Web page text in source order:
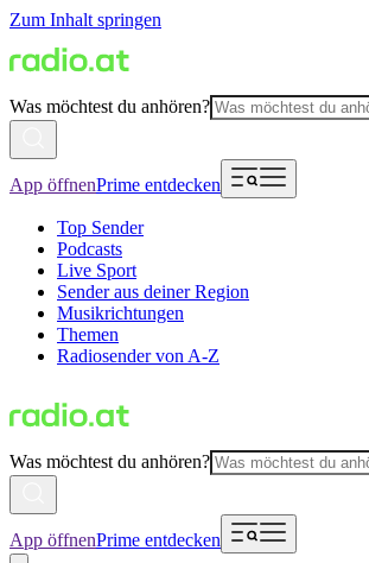
Zum Inhalt springen
Was möchtest du anhören?
App öffnenPrime entdecken
Top Sender
Podcasts
Live Sport
Sender aus deiner Region
Musikrichtungen
Themen
Radiosender von A-Z
Was möchtest du anhören?
App öffnenPrime entdecken